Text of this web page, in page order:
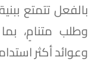
بالفعل تتمتع
وطلب متنامٍ،
وعوائد أكثر